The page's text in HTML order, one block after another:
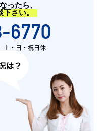
ったら、
さい。
6770
・日・祝日休